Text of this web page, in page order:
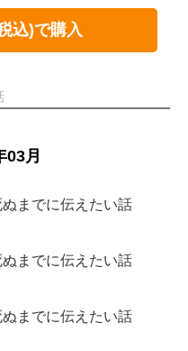
込)で購入
03月
までに伝えたい話
までに伝えたい話
までに伝えたい話